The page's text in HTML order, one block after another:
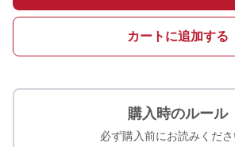
カートに追加する
購入時のルール
必ず購入前にお読みくださ